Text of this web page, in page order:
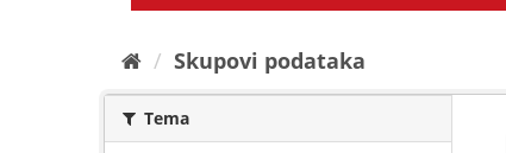
Skupovi podаtаkа
Tema